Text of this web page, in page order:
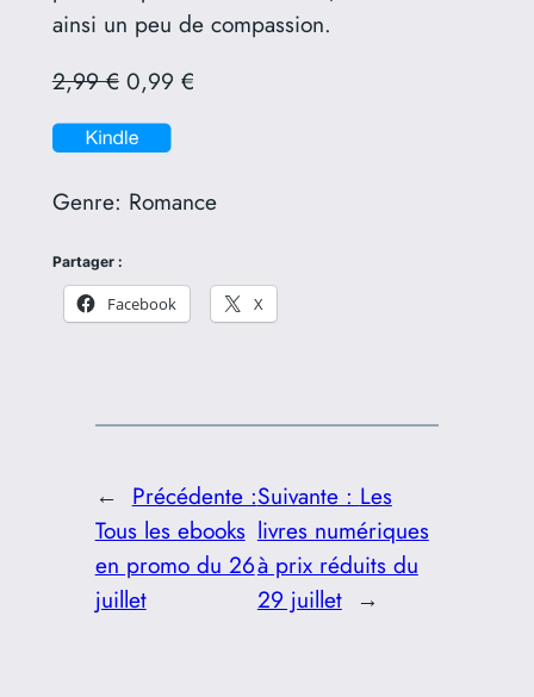
ainsi un peu de compassion.
2,99 €0,99 €
Genre: Romance
Partager :
Facebook X
← Précédente :
Tous les ebooks
en promo du 26
juillet
Suivante : Les
livres numériques
à prix réduits du
29 juillet →